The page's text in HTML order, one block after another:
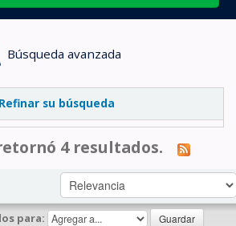
Búsqueda avanzada
Refinar su búsqueda
4 resultados.
para: